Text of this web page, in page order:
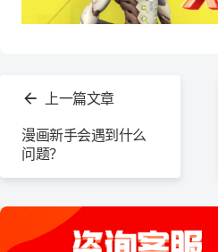
上一篇文章
漫画新手会遇到什么
问题？